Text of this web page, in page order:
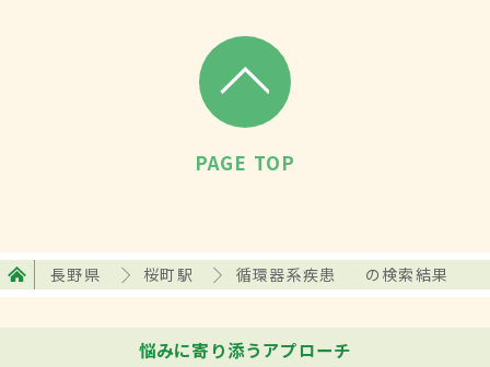
PAGE TOP
長野県 桜町駅 循環器系疾患 の検索結果
悩みに寄り添うアプローチ